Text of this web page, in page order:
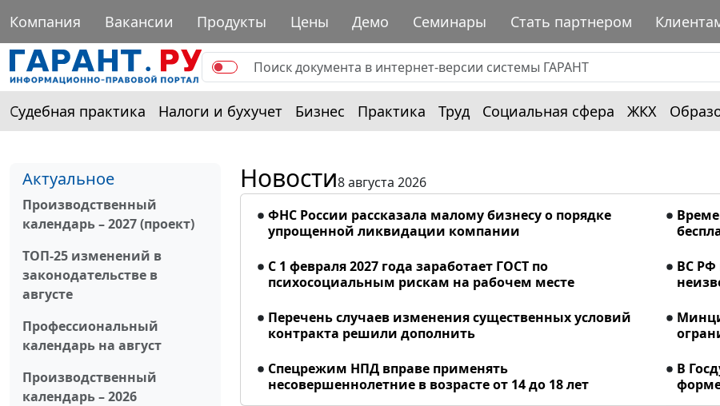
Компания Вакансии Продукты Цены Демо Семинары Стать партнером
Судебная практика Налоги и бухучет Бизнес Практика Труд Социальная сфера ЖКХ
Актуальное
Производственный
календарь – 2027 (проект)
ТОП-25 изменений в
законодательстве в
августе
Профессиональный
календарь на август
Производственный
календарь – 2026
Новости8 августа 2026
ФНС России рассказала малому бизнесу о порядке
упрощенной ликвидации компании
С 1 февраля 2027 года заработает ГОСТ по
психосоциальным рискам на рабочем месте
ВС РФ
Перечень случаев изменения существенных условий
контракта решили дополнить
Спецрежим НПД вправе применять
несовершеннолетние в возрасте от 14 до 18 лет
В
форме